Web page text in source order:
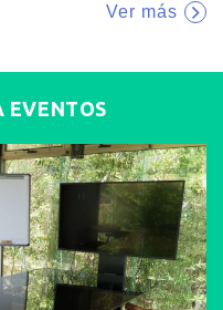
Ver más
EVENTOS